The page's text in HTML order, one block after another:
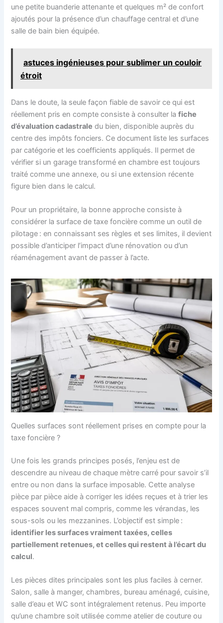
une petite buanderie attenante et quelques m² de confort
ajoutés pour la présence d’un chauffage central et d’une
salle de bain bien équipée.
astuces ingénieuses pour sublimer un couloir
étroit
Dans le doute, la seule façon fiable de savoir ce qui est
réellement pris en compte consiste à consulter lafiche
d’évaluation cadastrale du bien, disponible auprès du
centre des impôts fonciers. Ce document liste les surfaces
par catégorie et les coefficients appliqués. Il permet de
vérifier si un garage transformé en chambre est toujours
traité comme une annexe, ou si une extension récente
figure bien dans le calcul.
Pour un propriétaire, la bonne approche consiste à
considérer la surface de taxe foncière comme un outil de
pilotage : en connaissant ses règles et ses limites, il devient
possible d’anticiper l’impact d’une rénovation ou d’un
réaménagement avant de passer à l’acte.
Quelles surfaces sont réellement prises en compte pour la
taxe foncière ?
Une fois les grands principes posés, l’enjeu est de
descendre au niveau de chaque mètre carré pour savoir s’il
entre ou non dans la surface imposable. Cette analyse
pièce par pièce aide à corriger les idées reçues et à trier les
espaces souvent mal compris, comme les vérandas, les
sous-sols ou les mezzanines. L’objectif est simple :
identifier les surfaces vraiment taxées, celles
partiellement retenues, et celles qui restent à l’écart du
calcul.
Les pièces dites principales sont les plus faciles à cerner.
Salon, salle à manger, chambres, bureau aménagé, cuisine,
salle d’eau et WC sont intégralement retenus. Peu importe
qu’une chambre soit utilisée comme atelier de couture ou